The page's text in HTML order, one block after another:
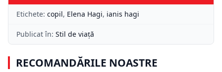
Etichete: copil, Elena Hagi, ianis hagi
Publicat în: Stil de viață
RECOMANDĂRILE NOASTRE